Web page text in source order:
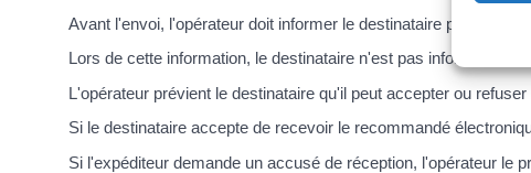
Avant l'envoi, l'opérateur doit informer le destinataire par mail,
Lors de cette information, le destinataire n'est pas informé de
L'opérateur prévient le destinataire qu'il peut accepter ou
Si le destinataire accepte de recevoir le recommandé
Si l'expéditeur demande un accusé de réception, l'opérateur le